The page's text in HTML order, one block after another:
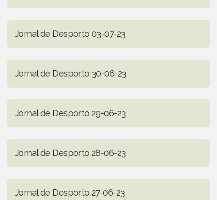
Jornal de Desporto 03-07-23
Jornal de Desporto 30-06-23
Jornal de Desporto 29-06-23
Jornal de Desporto 28-06-23
Jornal de Desporto 27-06-23